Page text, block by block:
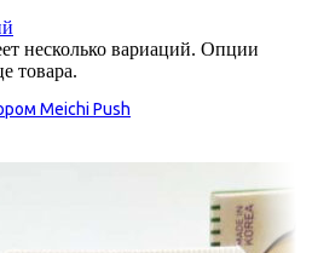
несколько вариаций. Опции
товара.
Meichi Push